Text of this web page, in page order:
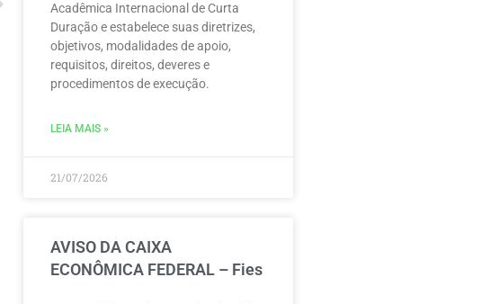
Acadêmica Internacional de Curta
Duração e estabelece suas diretrizes,
objetivos, modalidades de apoio,
requisitos, direitos, deveres e
procedimentos de execução.
LEIA MAIS »
21/07/2026
AVISO DA CAIXA
ECONÔMICA FEDERAL – Fies